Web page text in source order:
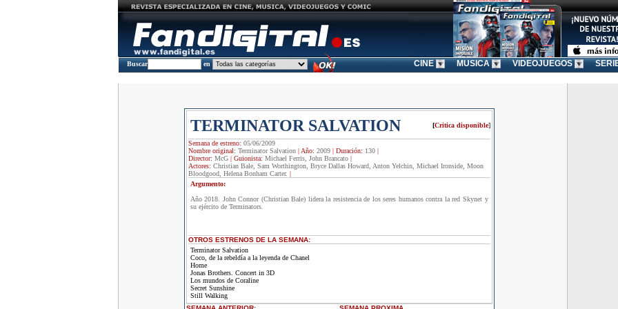
Buscar en CINE MUSICA VIDEOJUEGOS
TERMINATOR SALVATION [Critica disponible]
Semana de estreno: 05/06/2009
Nombre original: Terminator Salvation| Año: 2009| Duración: 130|
Director: McG| Guionista: Michael Ferris, John Brancato|
Actores: Christian Bale, Sam Worthington, Bryce Dallas Howard, Anton Yelchin, Michael Ironside, Moon
Bloodgood, Helena Bonham Carter. |
Argumento:
Año 2018. John Connor (Christian Bale) lidera la resistencia de los seres humanos contra la red Skynet y
su ejército de Terminators.
OTROS ESTRENOS DE LA SEMANA:
Terminator Salvation
Coco, de la rebeldía a la leyenda de Chanel
Home
Jonas Brothers. Concert in 3D
Los mundos de Coraline
Secret Sunshine
Still Walking